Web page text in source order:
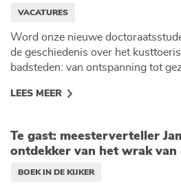
VACATURES
Word onze nieuwe
de geschiedenis over het
badsteden: van ontspanning tot
LEES MEER
Te gast: meesterverteller
ontdekker van het wrak van
BOEK IN DE KIJKER